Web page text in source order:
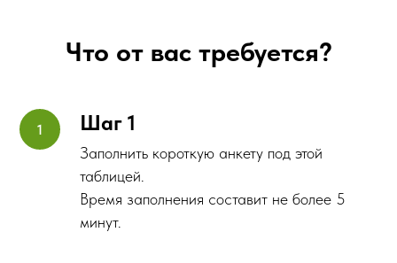
Что от вас требуется?
Шаг 1
Заполнить короткую анкету под этой
таблицей.
Время заполнения составит не более 5
минут.